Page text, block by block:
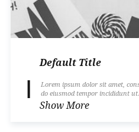
Default Title
Lorem ipsum dolor sit amet,
do eiusmod tempor
Show More